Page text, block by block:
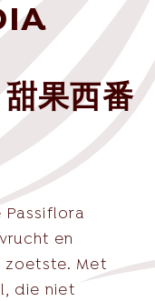
果西番
en
zoetste. Met
die niet